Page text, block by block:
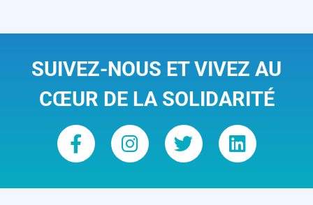
SUIVEZ-NOUS ET VIVEZ AU
CŒUR DE LA SOLIDARITÉ